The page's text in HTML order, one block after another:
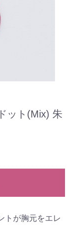
ット(Mix) 朱
トが胸元をエレ